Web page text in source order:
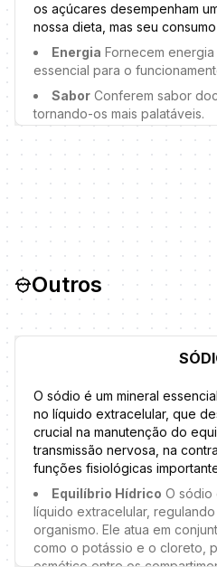
os açúcares desempenham
nossa dieta, mas seu
riscos à saúde. Em
dextrose, maltodextrina,
frequentemente adicionados
textura e fornecer energia
produtos voltados para atletas
atento aos tipos e
nos suplementos para fazer
evitar o consumo excessivo.
Energia Fornecem
essencial para o
Sabor Conferem sabor
tornando-os mais palatáveis.
Reserva de energia
O
armazenado como glicogênio
sendo utilizado em momentos
Outros
O sódio é um mineral
no líquido extracelular, que
crucial na manutenção do
transmissão nervosa, na
funções fisiológicas
a saúde, o consumo
a diversos problemas de
arterial e doenças
mais sobre o sódio e suas
Equilíbrio Hídrico O sódio
líquido extracelular,
organismo. Ele atua em
como o potássio e o cloreto,